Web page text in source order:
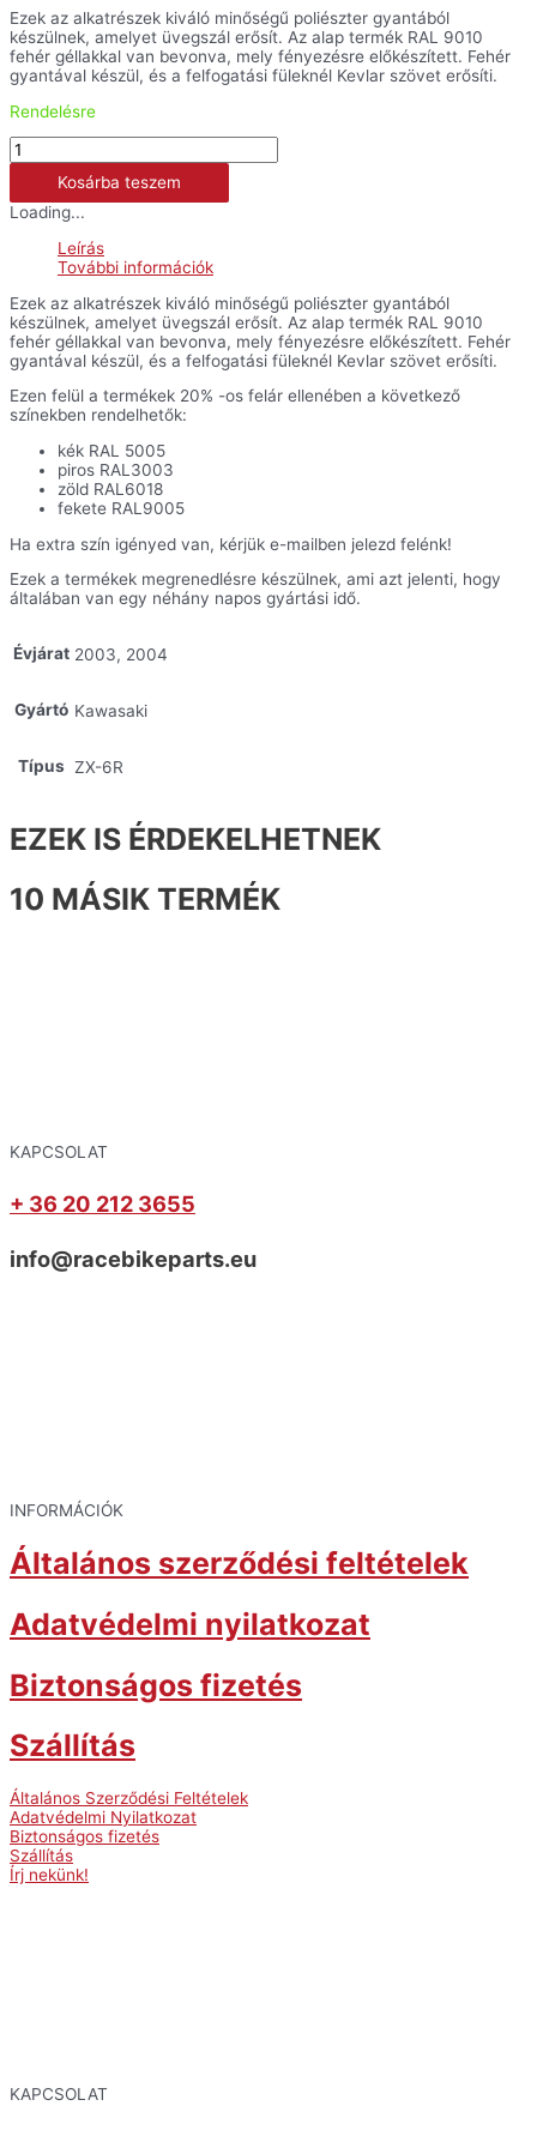
Ezek az alkatrészek kiváló minőségű poliészter gyantából
készülnek, amelyet üvegszál erősít. Az alap termék RAL 9010
fehér géllakkal van bevonva, mely fényezésre előkészített. Fehér
gyantával készül, és a felfogatási füleknél Kevlar szövet erősíti.
Rendelésre
Fejidom
-
6R
mennyiség
Kosárba teszem
Loading...
Leírás
További információk
Ezek az alkatrészek kiváló minőségű poliészter gyantából
készülnek, amelyet üvegszál erősít. Az alap termék RAL 9010
fehér géllakkal van bevonva, mely fényezésre előkészített. Fehér
gyantával készül, és a felfogatási füleknél Kevlar szövet erősíti.
Ezen felül a termékek 20% -os felár ellenében a következő
színekben rendelhetők:
kék RAL 5005
piros RAL3003
zöld RAL6018
fekete RAL9005
Ha extra szín igényed van, kérjük e-mailben jelezd felénk!
Ezek a termékek megrenedlésre készülnek, ami azt jelenti, hogy
általában van egy néhány napos gyártási idő.
Évjárat 2003, 2004
Gyártó Kawasaki
Típus ZX-6R
EZEK IS ÉRDEKELHETNEK
10 MÁSIK TERMÉK
KAPCSOLAT
+ 36 20 212 3655
info@racebikeparts.eu
INFORMÁCIÓK
Általános szerződési feltételek
Adatvédelmi nyilatkozat
Biztonságos fizetés
Szállítás
Általános Szerződési Feltételek
Adatvédelmi Nyilatkozat
Biztonságos fizetés
Szállítás
Írj nekünk!
KAPCSOLAT